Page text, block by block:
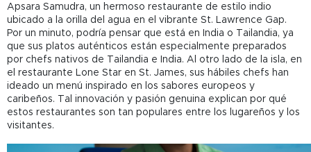
Apsara Samudra, un hermoso restaurante de estilo indio
ubicado a la orilla del agua en el vibrante St. Lawrence Gap.
Por un minuto, podría pensar que está en India o Tailandia, ya
que sus platos auténticos están especialmente preparados
por chefs nativos de Tailandia e India. Al otro lado de la isla, en
el restaurante Lone Star en St. James, sus hábiles chefs han
ideado un menú inspirado en los sabores europeos y
caribeños. Tal innovación y pasión genuina explican por qué
estos restaurantes son tan populares entre los lugareños y los
visitantes.